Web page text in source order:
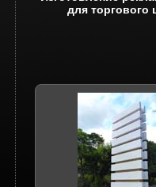
для торгового